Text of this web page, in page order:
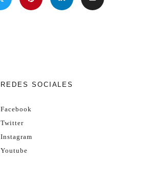
REDES SOCIALES
Facebook
Twitter
Instagram
Youtube